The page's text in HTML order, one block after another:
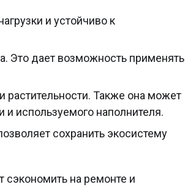
и устойчиво к
Это дает возможность применять
Также она может
и используемого наполнителя.
сохранить экосистему
сэкономить на ремонте и